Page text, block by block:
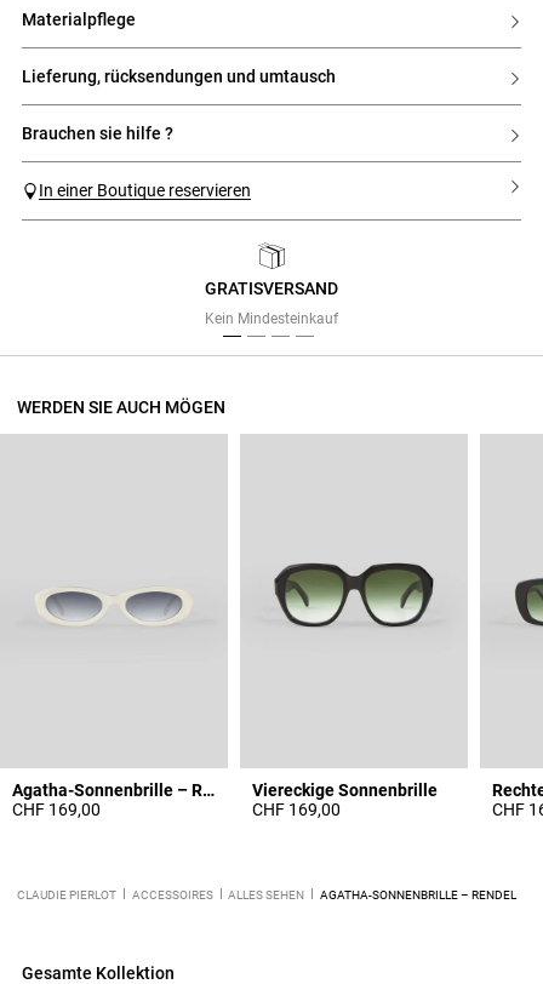
materialpflege
lieferung, rücksendungen und umtausch
brauchen sie hilfe ?
In einer Boutique reservieren
GRATISVERSAND
Kein Mindesteinkauf
WERDEN SIE AUCH MÖGEN
Agatha-Sonnenbrille – Rendel
CHF 169,00
Viereckige Sonnenbrille
CHF 169,00
CHF
CLAUDIE PIERLOT ACCESSOIRES ALLES SEHEN AGATHA-SONNENBRILLE – RENDEL
Gesamte Kollektion